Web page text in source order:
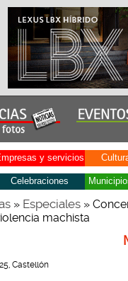
y servicios
Celebraciones
» Especiales»
machista
Castellón